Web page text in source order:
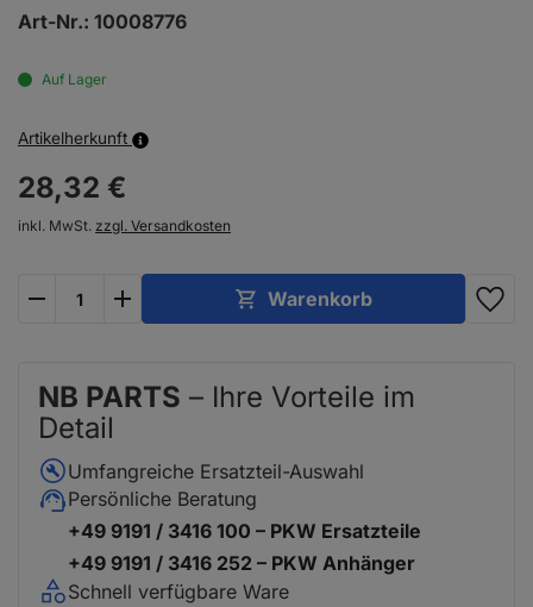
Art-Nr.: 10008776
Auf Lager
Artikelherkunft
28,32 €
inkl. MwSt. zzgl. Versandkosten
Warenkorb
NB PARTS – Ihre Vorteile im
Detail
Umfangreiche Ersatzteil-Auswahl
Persönliche Beratung
+49 9191 / 3416 100 – PKW Ersatzteile
+49 9191 / 3416 252 – PKW Anhänger
Schnell verfügbare Ware